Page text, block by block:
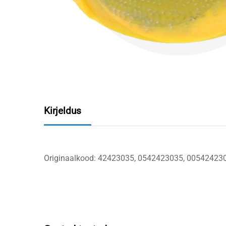
Kirjeldus
Originaalkood: 42423035, 0542423035,